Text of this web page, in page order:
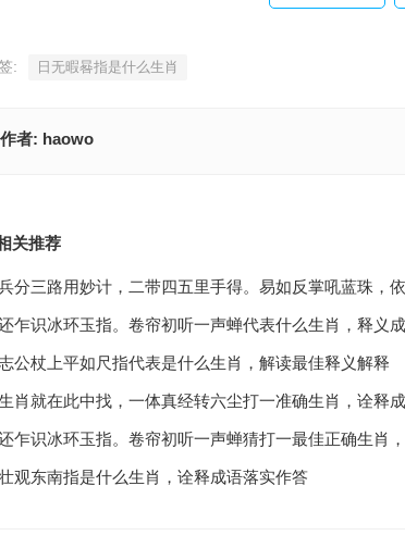
: 日无暇晷指是什么生肖
作者: haowo
关推荐
分三路用妙计，二带四五里手得。易如反掌吼蓝珠，
乍识冰环玉指。卷帘初听一声蝉代表什么生肖，释义
公杖上平如尺指代表是什么生肖，解读最佳释义解释
肖就在此中找，一体真经转六尘打一准确生肖，诠释
乍识冰环玉指。卷帘初听一声蝉猜打一最佳正确生肖
观东南指是什么生肖，诠释成语落实作答